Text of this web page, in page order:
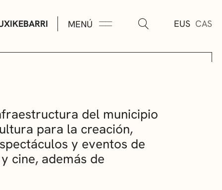
MENÚ EUS CAS
del municipio
para la creación,
y eventos de
cine, además de